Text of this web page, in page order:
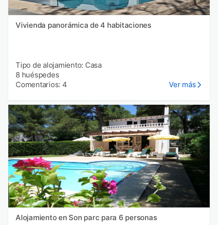
Vivienda panorámica de 4 habitaciones
Tipo de alojamiento: Casa
8 huéspedes
Comentarios: 4
Ver más
Alojamiento en Son parc para 6 personas